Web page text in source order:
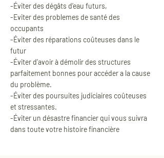
-Éviter des dégâts d’eau futurs,
-Eviter des problemes de santé des
occupants
-Éviter des réparations coûteuses dans le
futur
-Éviter d’avoir à démolir des structures
parfaitement bonnes pour accéder a la cause
du problème.
-Éviter des poursuites judiciaires coûteuses
et stressantes.
-Éviter un désastre financier qui vous suivra
dans toute votre histoire financière